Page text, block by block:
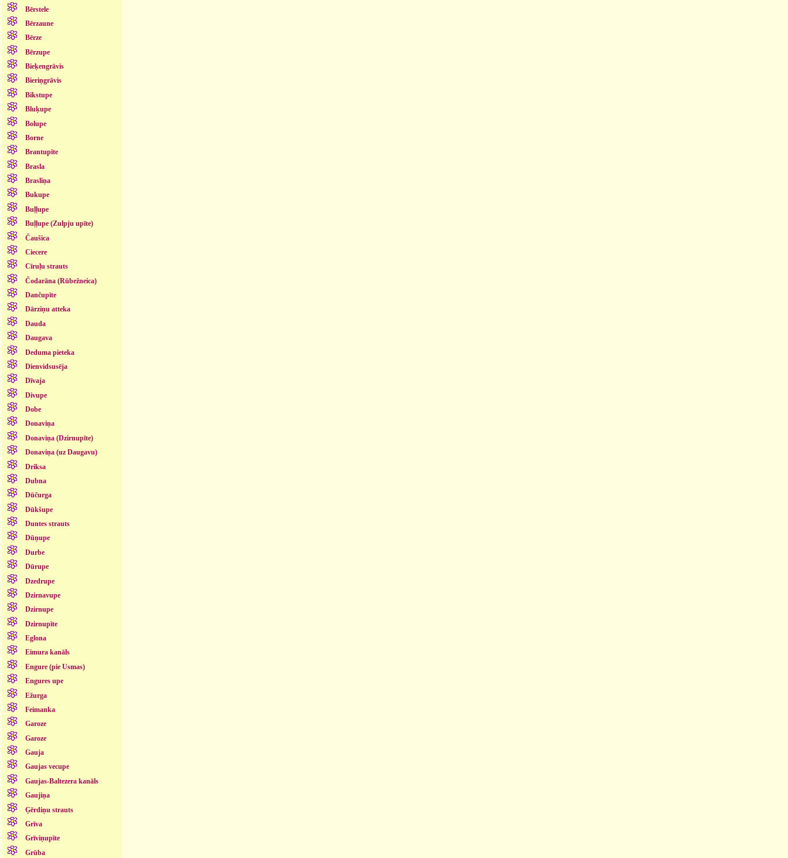
Bērstele
Bērzaune
Bērze
Bērzupe
Bieķengrāvis
Bieriņgrāvis
Bikstupe
Bluķupe
Bolupe
Borne
Brantupīte
Brasla
Brasliņa
Bukupe
Buļļupe
Buļļupe (Zulpju upīte)
Čaušica
Ciecere
Cīruļu strauts
Čodarāna (Rūbežneica)
Dančupīte
Dārziņu atteka
Dauda
Daugava
Deduma pieteka
Dienvidsusēja
Dīvaja
Divupe
Dobe
Donaviņa
Donaviņa (Dzirnupīte)
Donaviņa (uz Daugavu)
Driksa
Dubna
Dūčurga
Dūkšupe
Duntes strauts
Dūņupe
Durbe
Dūrupe
Dzedrupe
Dzirnavupe
Dzirnupe
Dzirnupīte
Eglona
Eimura kanāls
Engure (pie Usmas)
Engures upe
Ežurga
Feimanka
Garoze
Garoze
Gauja
Gaujas vecupe
Gaujas-Baltezera kanāls
Gaujiņa
Ģērdiņu strauts
Grīva
Grīviņupīte
Grūba